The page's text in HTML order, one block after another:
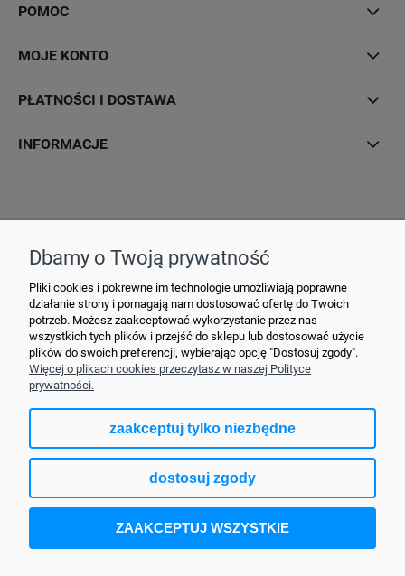
POMOC
MOJE KONTO
PŁATNOŚCI I DOSTAWA
INFORMACJE
+48790635548• MAIL: ydypl
Sklep internetowy Shoper.pl
Dbamy o Twoją prywatność
Pliki cookies i pokrewne im technologie umożliwiają poprawne
działanie strony i pomagają nam dostosować ofertę do Twoich
potrzeb. Możesz zaakceptować wykorzystanie przez nas
wszystkich tych plików i przejść do sklepu lub dostosować użycie
plików do swoich preferencji, wybierając opcję "Dostosuj zgody".
Więcej o plikach cookies przeczytasz w naszej Polityce
prywatności.
zaakceptuj tylko niezbędne
dostosuj zgody
ZAAKCEPTUJ WSZYSTKIE